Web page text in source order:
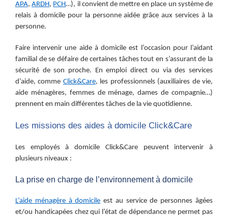
APA,ARDH, PCH…), il convient de mettre en place un système de
relais à domicile pour la personne aidée grâce aux services à la
personne.
Faire intervenir une aide à domicile est l’occasion pour l’aidant
familial de se défaire de certaines tâches tout en s’assurant de la
sécurité de son proche. En emploi direct ou via des services
d’aide, comme Click&Care, les professionnels (auxiliaires de vie,
aide ménagères, femmes de ménage, dames de compagnie…)
prennent en main différentes tâches de la vie quotidienne.
Les missions des aides à domicile Click&Care
Les employés à domicile Click&Carepeuvent intervenir à
plusieurs niveaux :
La prise en charge de l’environnement à domicile
L’aide ménagère à domicile est au service de personnes âgées
et/ou handicapées chez qui l’état de dépendance ne permet pas